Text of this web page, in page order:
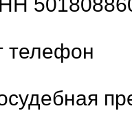
телефон